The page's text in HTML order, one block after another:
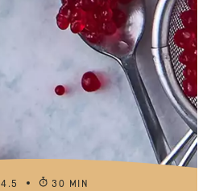
4.5
30 MIN